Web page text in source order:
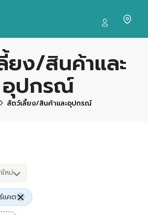
ยง/สินค้าและ
อุปกรณ์
สัตว์เลี้ยง/สินค้าและอุปกรณ์
หม่
แคต